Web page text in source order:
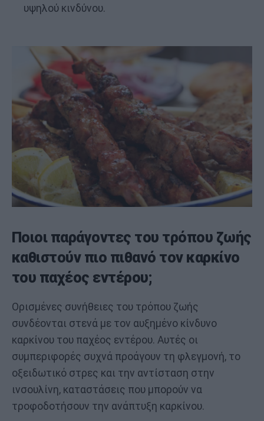
υψηλού κινδύνου.
Ποιοι παράγοντες του τρόπου ζωής
καθιστούν πιο πιθανό τον καρκίνο
του παχέος εντέρου;
Ορισμένες συνήθειες του τρόπου ζωής
συνδέονται στενά με τον αυξημένο κίνδυνο
καρκίνου του παχέος εντέρου. Αυτές οι
συμπεριφορές συχνά προάγουν τη φλεγμονή, το
οξειδωτικό στρες και την αντίσταση στην
ινσουλίνη, καταστάσεις που μπορούν να
τροφοδοτήσουν την ανάπτυξη καρκίνου.